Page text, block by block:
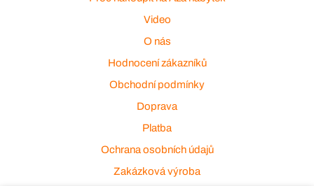
Video
O nás
Hodnocení zákazníků
Obchodní podmínky
Doprava
Platba
Ochrana osobních údajů
Zakázková výroba